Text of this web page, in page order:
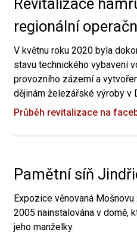
regionální
V květnu roku 2020 byla
stavu technického vybavení
provozního zázemí a
dějinám železářské výroby v
Průběh revitalizace na
Pamětní síň
Expozice věnovaná
2005 nainstalována v domě,
jeho manželky.